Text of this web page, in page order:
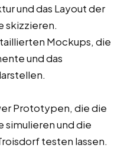
und das Layout der
skizzieren.
Mockups, die
und das
Prototypen, die die
und die
testen lassen.